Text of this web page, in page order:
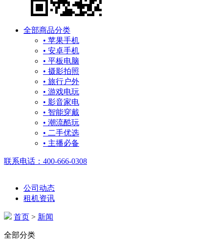
全部商品分类
• 苹果手机
• 安卓手机
• 平板电脑
• 摄影拍照
• 旅行户外
• 游戏电玩
• 影音家电
• 智能穿戴
• 潮流酷玩
• 二手优选
• 主播必备
联系电话：400-666-0308
公司动态
租机资讯
首页 > 新闻
全部分类